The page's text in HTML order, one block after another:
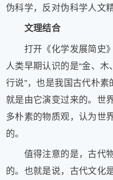
伪科学，反对伪科学人文精
文理结合
打开《化学发展简史》
人类早期认识的是“金、木
行说”，也是我国古代朴
就是由它演变过来的。世
多朴素的物质观，认为世
的。
值得注意的是，古代物
的。也就是说，古代文化